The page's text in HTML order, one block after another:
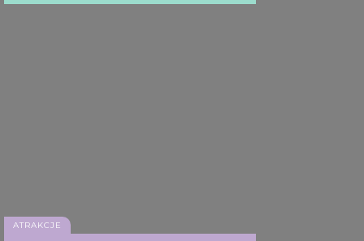
ATRAKCJE